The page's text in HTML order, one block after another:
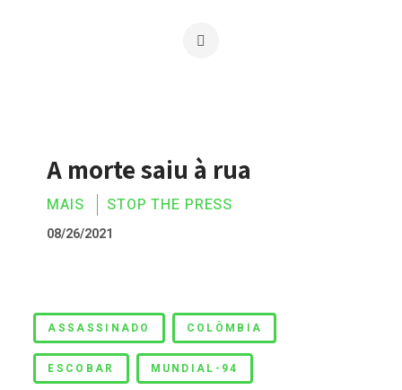
A morte saiu à rua
MAIS STOP THE PRESS
08/26/2021
A morte saiu à rua
ASSASSINADO COLÔMBIA
ESCOBAR MUNDIAL-94